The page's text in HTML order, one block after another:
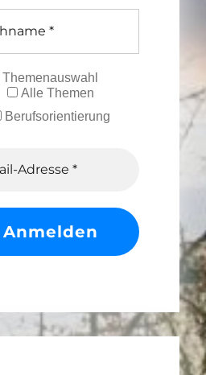
Themenauswahl
Alle Themen
Berufsorientierung